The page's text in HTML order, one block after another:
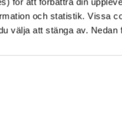
och statistik. Vissa
välja att stänga av. Nedan
AB